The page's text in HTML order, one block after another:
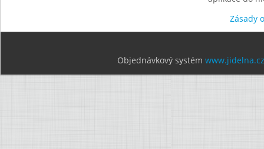
Zásady
Objednávkový systém www.jidelna.cz